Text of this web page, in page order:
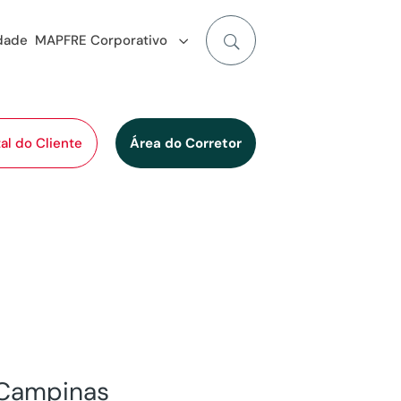
MAPFRE Corporativo
do Cliente Área do Corretor